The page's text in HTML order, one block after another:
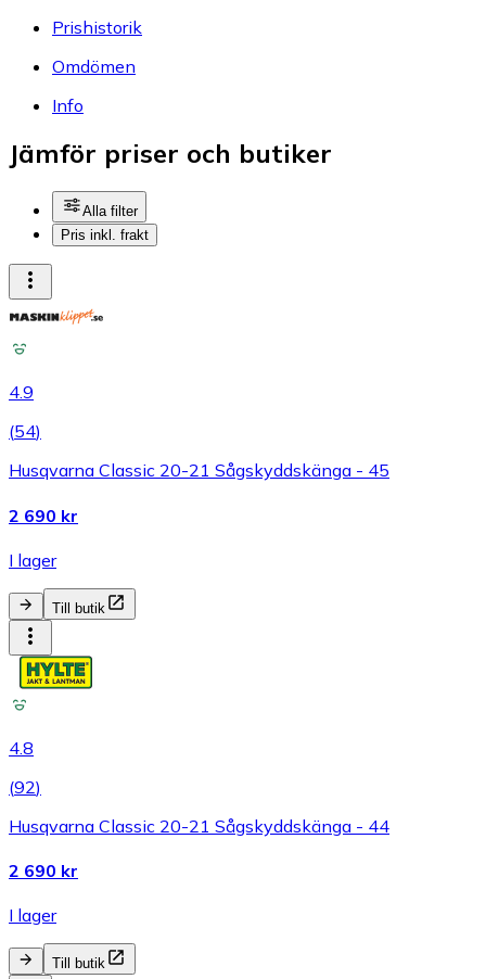
Prishistorik
Omdömen
Info
Jämför priser och butiker
Alla filter
Pris inkl. frakt
4.9
(54)
Husqvarna Classic 20-21 Sågskyddskänga - 45
2 690 kr
I lager
Till butik
4.8
(92)
Husqvarna Classic 20-21 Sågskyddskänga - 44
2 690 kr
I lager
Till butik